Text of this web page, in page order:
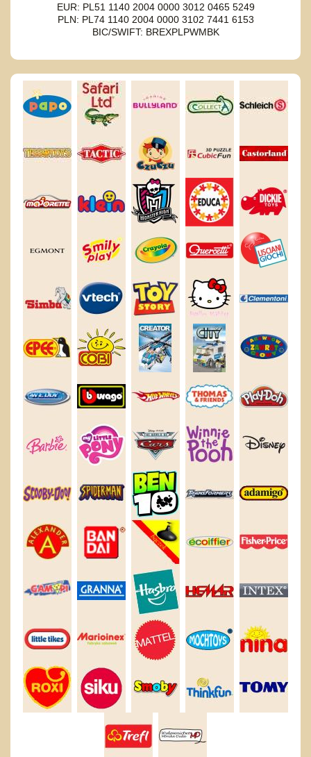
EUR: PL51 1140 2004 0000 3012 0465 5249
PLN: PL74 1140 2004 0000 3102 7441 6153
BIC/SWIFT: BREXPLPWMBK